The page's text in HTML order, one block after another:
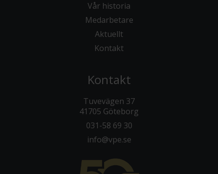
Vår historia
Medarbetare
Aktuellt
Kontakt
Kontakt
Tuvevägen 37
41705 Göteborg
031-58 69 30
info@vpe.se